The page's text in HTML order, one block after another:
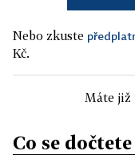
Nebo zkuste
Kč.
Máte již
Co se